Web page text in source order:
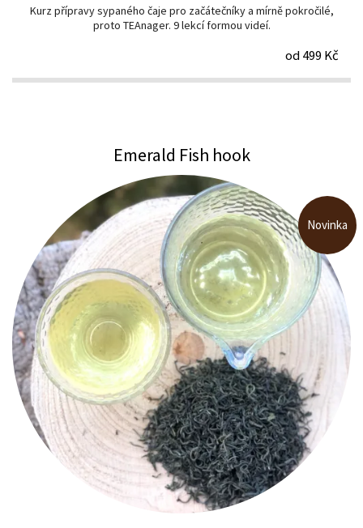
Kurz přípravy sypaného čaje pro začátečníky a mírně pokročilé,
proto TEAnager. 9 lekcí formou videí.
od 499 Kč
Emerald Fish hook
Novinka